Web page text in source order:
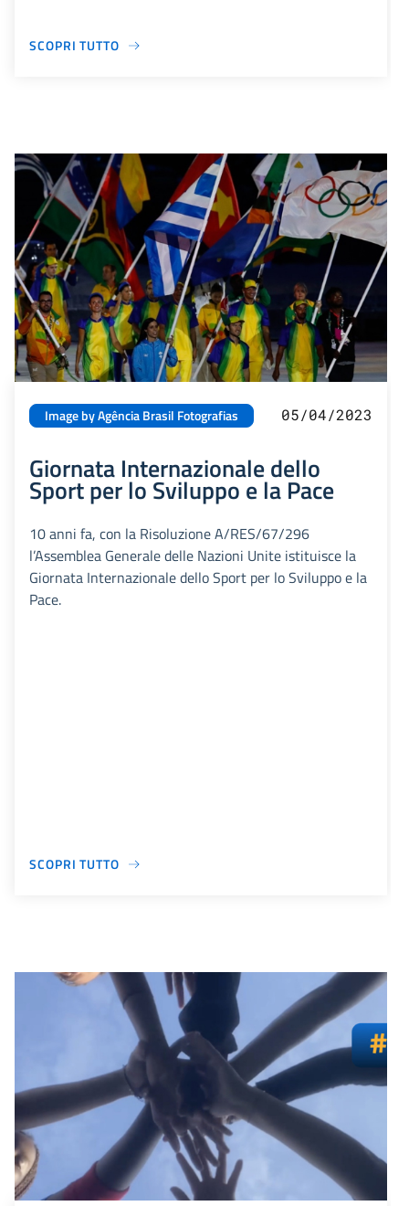
SCOPRI TUTTO
Image by Agência Brasil Fotografias 05/04/2023
Giornata Internazionale dello
Sport per lo Sviluppo e la Pace
10 anni fa, con la Risoluzione A/RES/67/296
l’Assemblea Generale delle Nazioni Unite istituisce la
Giornata Internazionale dello Sport per lo Sviluppo e la
Pace.
SCOPRI TUTTO